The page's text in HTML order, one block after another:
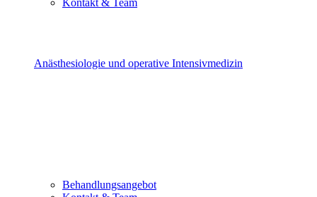
Anästhesiologie und operative Intensivmedizin
Behandlungsangebot